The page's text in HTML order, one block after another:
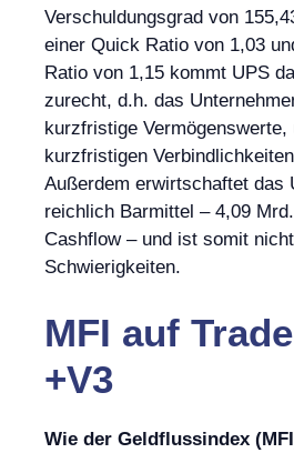
Verschuldungsgrad von
einer Quick Ratio von 1,03
Ratio von 1,15 kommt UPS
zurecht, d.h. das
kurzfristige Vermögenswerte,
kurzfristigen
Außerdem erwirtschaftet das
reichlich Barmittel – 4,09
Cashflow – und ist somit
Schwierigkeiten.
MFI auf
+V3
Wie der Geldflussindex